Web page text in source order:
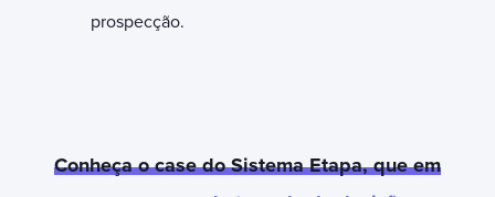
prospecção.
Conheça o case do Sistema Etapa, que em